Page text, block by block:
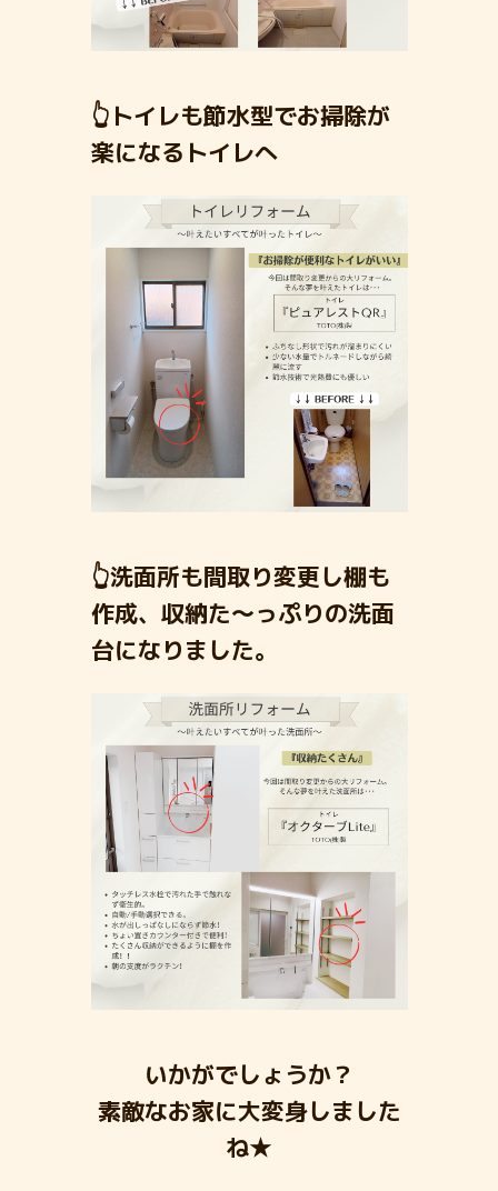
👆トイレも節水型でお掃除が
楽になるトイレへ
👆洗面所も間取り変更し棚も
作成、収納た～っぷりの洗面
台になりました。
いかがでしょうか？
素敵なお家に大変身しました
ね★